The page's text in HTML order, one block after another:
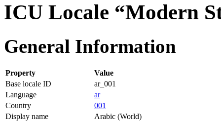
ICU Locale “Modern
General Information
Property
Value
Base locale ID
ar_001
Language
ar
Country
001
Display name
Arabic (World)